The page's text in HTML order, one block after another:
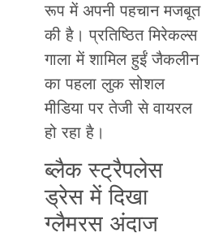
रूप में अपनी पहचान मजबूत
की है। प्रतिष्ठित मिरेकल्स
गाला में शामिल हुईं जैकलीन
का पहला लुक सोशल
मीडिया पर तेजी से वायरल
हो रहा है।
ब्लैक स्ट्रैपलेस
ड्रेस में दिखा
ग्लैमरस अंदाज